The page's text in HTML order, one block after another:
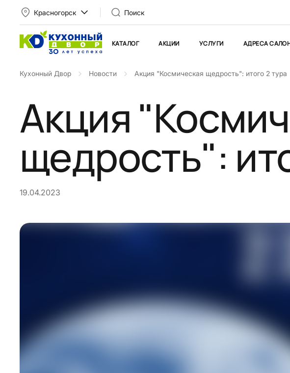
Красногорск Поиск
КАТАЛОГ АКЦИИ УСЛУГИ АДРЕСА
Кухонный Двор Новости Акция "Космическая щедрость": итого 2 тура
Акция
щедрость":
19.04.2023